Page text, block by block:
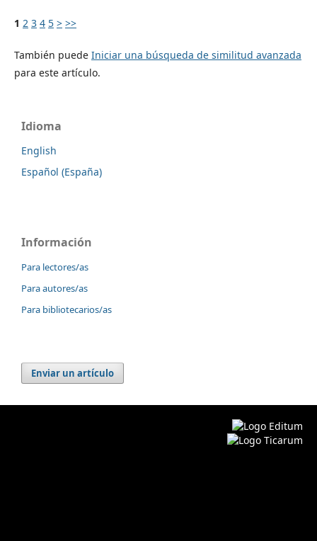
1 2 3 4 5 > >>
También puede Iniciar una búsqueda de similitud avanzada
para este artículo.
Idioma
English
Español (España)
Información
Para lectores/as
Para autores/as
Para bibliotecarios/as
Enviar un artículo